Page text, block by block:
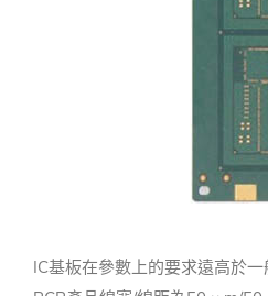
IC基板在參數上的要求遠高於